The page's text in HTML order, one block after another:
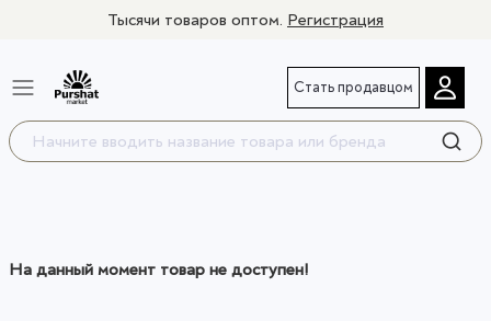
Тысячи товаров оптом. Регистрация
Стать продавцом
На данный момент товар не доступен!